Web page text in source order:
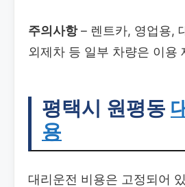
주의사항– 렌트카, 영업용,
외제차 등 일부 차량은 이용
평택시 원평동
용
대리운전 비용은 고정되어